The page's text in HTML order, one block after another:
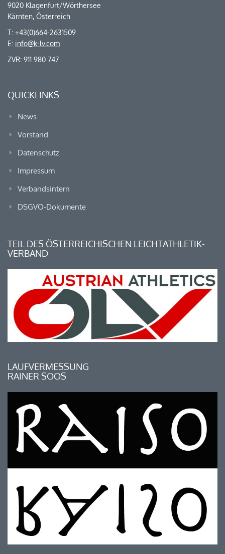
9020 Klagenfurt/Wörthersee
Kärnten, Österreich
T: +43(0)664-2631509
E: info@k-lv.com
ZVR: 911 980 747
QUICKLINKS
News
Vorstand
Datenschutz
Impressum
Verbandsintern
DSGVO-Dokumente
TEIL DES ÖSTERREICHISCHEN LEICHTATHLETIK-
VERBAND
LAUFVERMESSUNG
RAINER SOOS